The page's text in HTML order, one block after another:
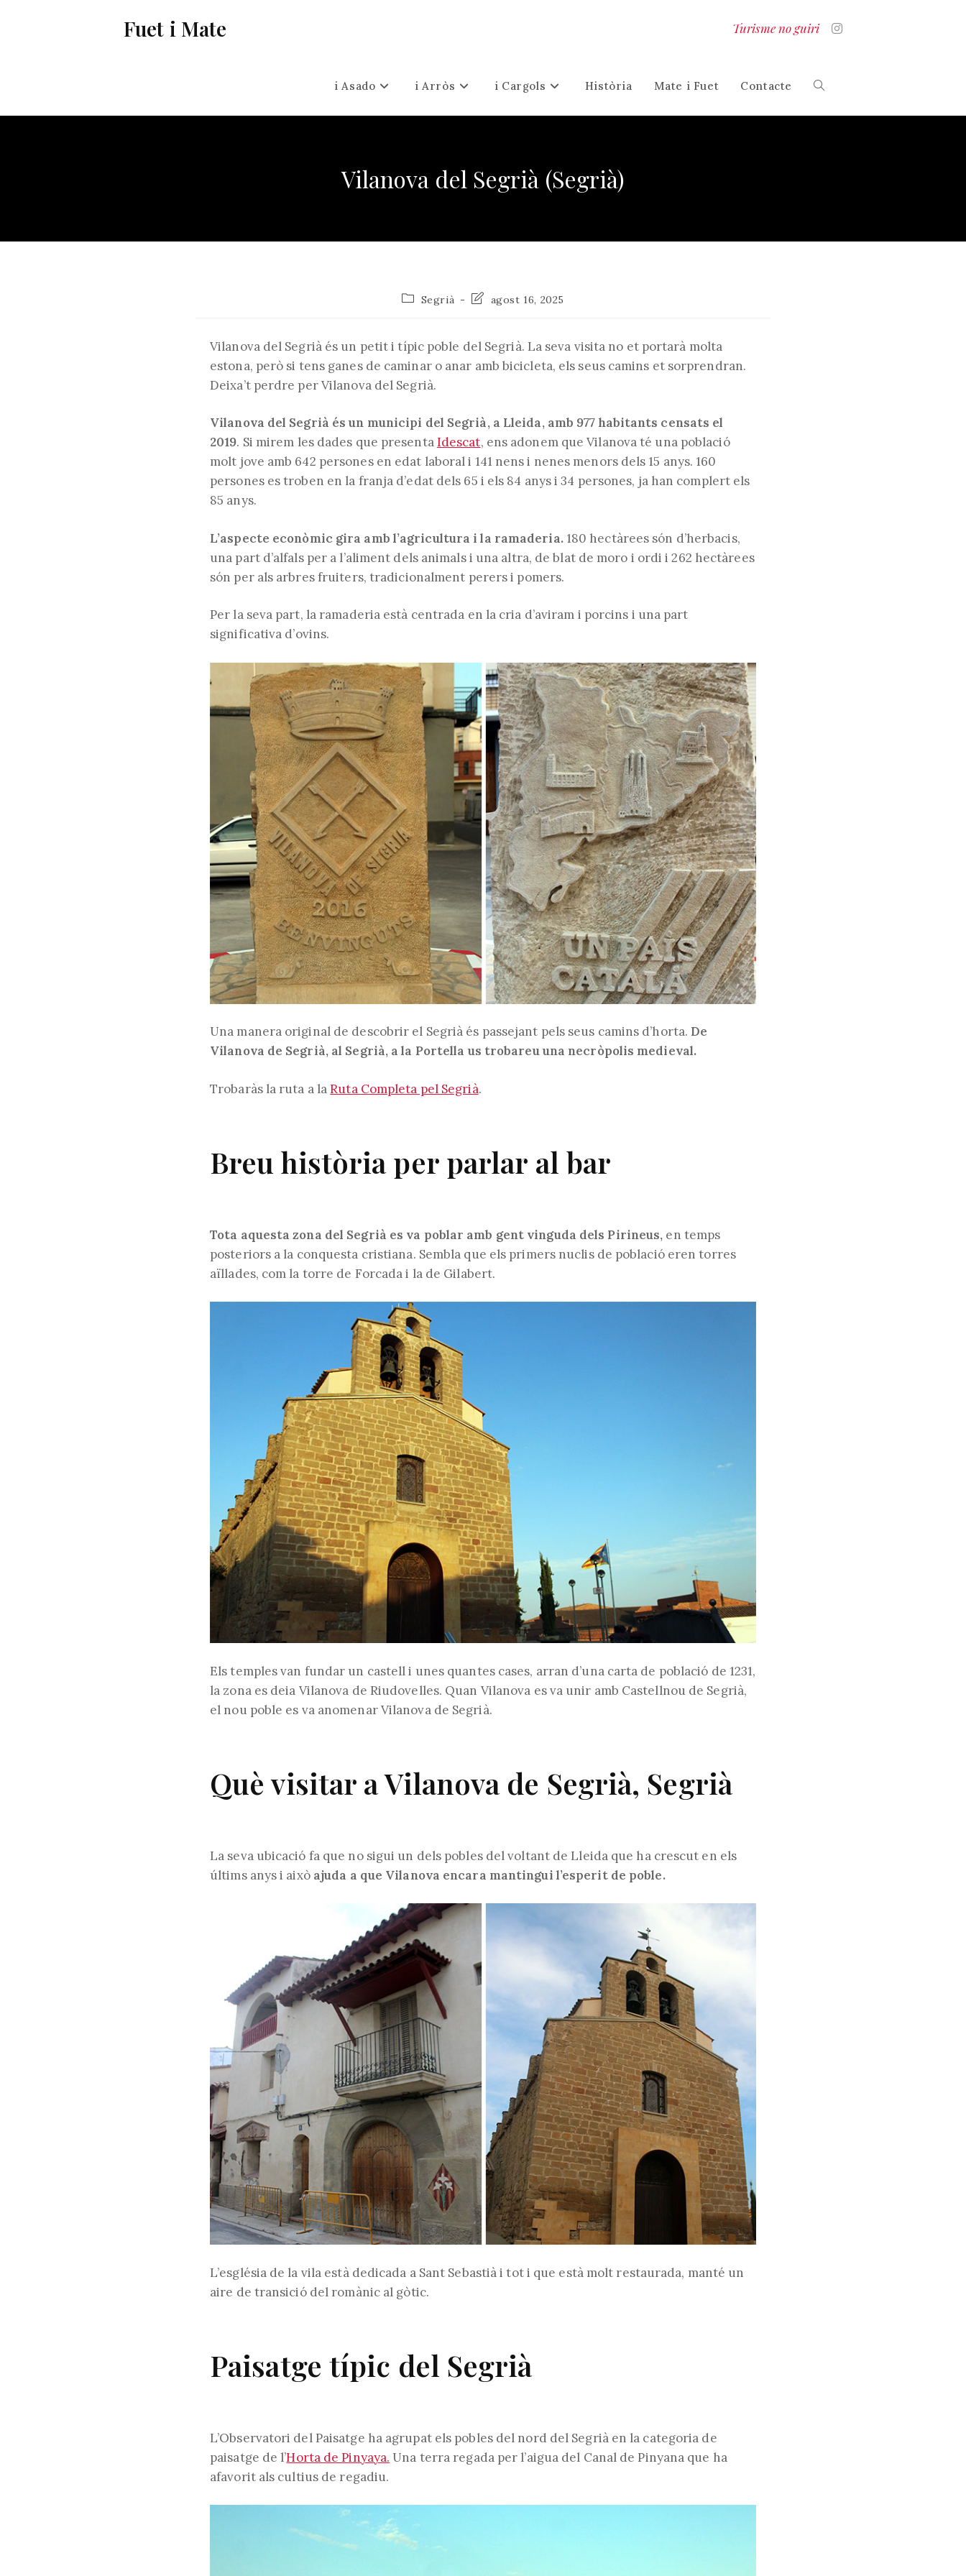
Fuet i Mate Turisme no guiri
i Asado i Arròs i Cargols Història Mate i Fuet Contacte Alterna
Vilanova del Segrià (Segrià)
Categoria
Segrià
Última
l'entrada:
agost 16, 2025
Vilanova del Segrià és un petit i típic poble del Segrià. La seva visita no et portarà molta
estona, però si tens ganes de caminar o anar amb bicicleta, els seus camins et sorprendran.
Deixa’t perdre per Vilanova del Segrià.
Vilanova del Segrià és un municipi del Segrià, a Lleida, amb 977 habitants censats el
2019. Si mirem les dades que presentaIdescat, ens adonem que Vilanova té una població
molt jove amb 642 persones en edat laboral i 141 nens i nenes menors dels 15 anys. 160
persones es troben en la franja d’edat dels 65 i els 84 anys i 34 persones, ja han complert els
85 anys.
L’aspecte econòmic gira amb l’agricultura i la ramaderia.180 hectàrees són d’herbacis,
una part d’alfals per a l’aliment dels animals i una altra, de blat de moro i ordi i 262 hectàrees
són per als arbres fruiters, tradicionalment perers i pomers.
Per la seva part, la ramaderia està centrada en la cria d’aviram i porcins i una part
significativa d’ovins.
Una manera original de descobrir el Segrià és passejant pels seus camins d’horta. De
Vilanova de Segrià, al Segrià, a la Portella us trobareu una necròpolis medieval.
Trobaràs la ruta a laRuta Completa pel Segrià.
Breu història per parlar al bar
Tota aquesta zona del Segrià es va poblar amb gent vinguda dels Pirineus, en temps
posteriors a la conquesta cristiana. Sembla que els primers nuclis de població eren torres
aïllades, com la torre de Forcada i la de Gilabert.
Els temples van fundar un castell i unes quantes cases, arran d’una carta de població de 1231,
la zona es deia Vilanova de Riudovelles. Quan Vilanova es va unir amb Castellnou de Segrià,
el nou poble es va anomenar Vilanova de Segrià.
Què visitar a Vilanova de Segrià, Segrià
La seva ubicació fa que no sigui un dels pobles del voltant de Lleida que ha crescut en els
últims anys i això ajuda a que Vilanova encara mantingui l’esperit de poble.
L’església de la vila està dedicada a Sant Sebastià i tot i que està molt restaurada, manté un
aire de transició del romànic al gòtic.
Paisatge típic del Segrià
L’Observatori del Paisatge ha agrupat els pobles del nord del Segrià en la categoria de
paisatge de l’Horta de Pinyaya. Una terra regada per l’aigua del Canal de Pinyana que ha
afavorit als cultius de regadiu.